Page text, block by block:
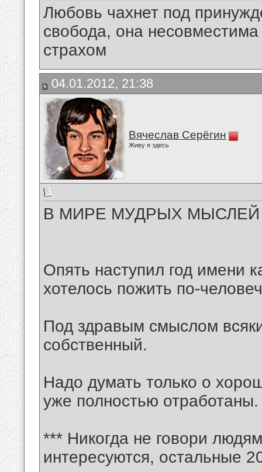
Любовь чахнет под
свобода, она
страхом
04.01.2012, 21:38
Вячеслав Серёгин
Живу я здесь
В МИРЕ МУДРЫХ
Опять наступил год имени
хотелось пожить по-
Под здравым смыслом
собственный.
Надо думать только о
уже полностью отработаны.
*** Никогда не говори
интересуются, остальные